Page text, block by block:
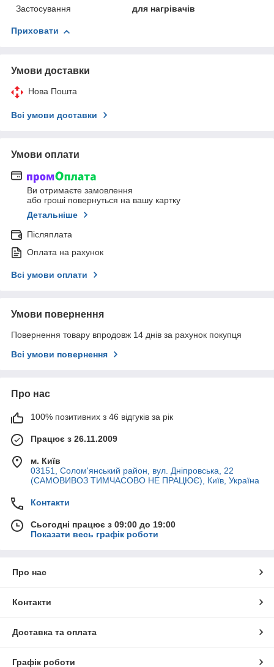
Застосування для нагрівачів
Приховати
Умови доставки
Нова Пошта
Всі умови доставки
Умови оплати
Ви отримаєте замовлення
або гроші повернуться на вашу картку
Детальніше
Післяплата
Оплата на рахунок
Всі умови оплати
Умови повернення
Повернення товару впродовж 14 днів за рахунок покупця
Всі умови повернення
Про нас
100% позитивних з 46 відгуків за рік
Працює з 26.11.2009
м. Київ
03151, Солом'янський район, вул. Дніпровська, 22
(САМОВИВОЗ ТИМЧАСОВО НЕ ПРАЦЮЄ), Київ, Україна
Контакти
Сьогодні працює з 09:00 до 19:00
Показати весь графік роботи
Про нас
Контакти
Доставка та оплата
Графік роботи